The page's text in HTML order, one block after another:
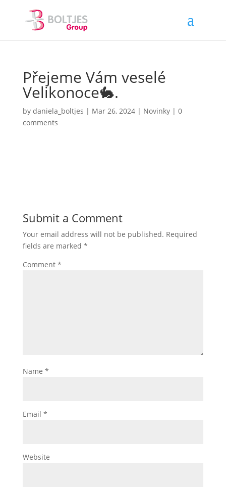
Přejeme Vám veselé
Velikonoce🐇.
by daniela_boltjes | Mar 26, 2024| Novinky| 0
comments
Submit a Comment
Your email address will not be published. Required
fields are marked *
Comment *
Name *
Email *
Website